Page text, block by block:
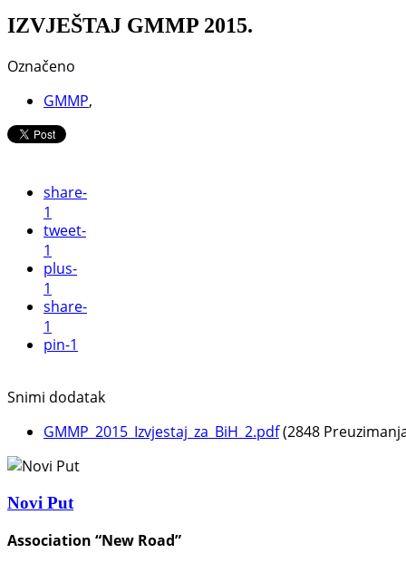
IZVJEŠTAJ GMMP 2015.
Označeno
GMMP,
share-
1
tweet-
1
plus-
1
share-
1
pin-1
Snimi dodatak
GMMP_2015_Izvjestaj_za_BiH_2.pdf(2848
Novi Put
Association “New Road”